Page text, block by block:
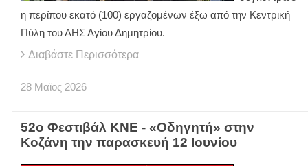
η περίπου εκατό (100) εργαζομένων έξω από την Κεντρική
Πύλη του ΑΗΣ Αγίου Δημητρίου.
Διαβάστε Περισσότερα
28 Μαϊος 2026
52ο Φεστιβάλ ΚΝΕ - «Οδηγητή» στην
Κοζάνη την παρασκευή 12 Ιουνίου